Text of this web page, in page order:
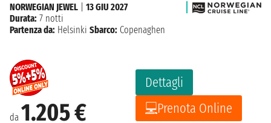
da 1.205 €
Dettagli
Prenota Online
NORWEGIAN JEWEL
13 GIU 2027
Durata: 7 notti
Partenza da: Helsinki Sbarco: Copenaghen